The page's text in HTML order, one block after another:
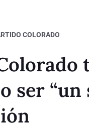
COLORADO
ser